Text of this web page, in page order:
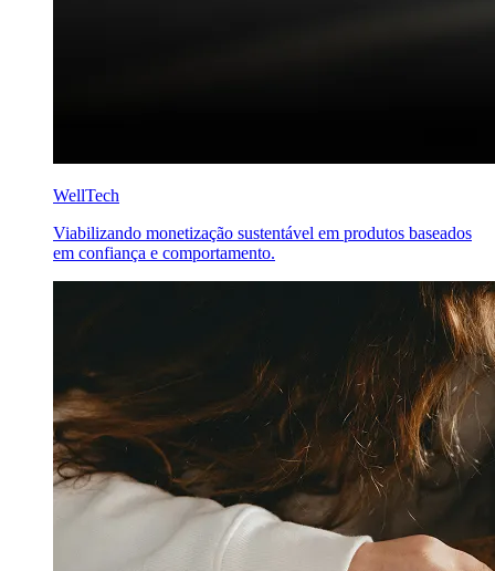
WellTech
Viabilizando monetização sustentável em produtos baseados
em confiança e comportamento.